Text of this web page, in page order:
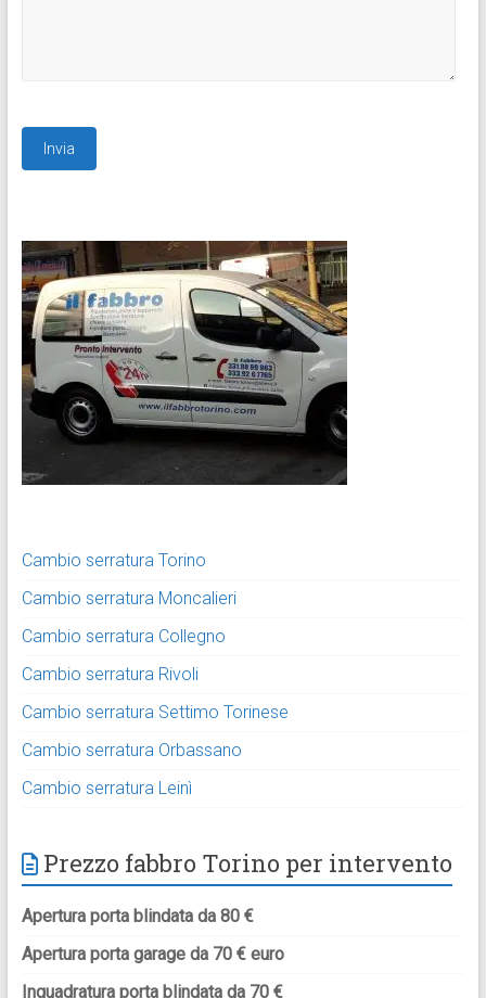
Cambio serratura Torino
Cambio serratura Moncalieri
Cambio serratura Collegno
Cambio serratura Rivoli
Cambio serratura Settimo Torinese
Cambio serratura Orbassano
Cambio serratura Leinì
Prezzo fabbro Torino per intervento
Apertura porta blindata da 80 €
Apertura porta garage da 70 € euro
Inquadratura porta blindata da 70 €